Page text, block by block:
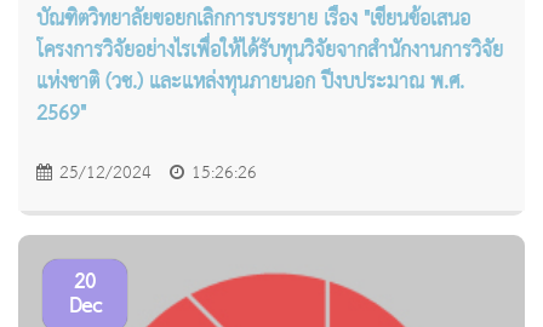
บัณฑิตวิทยาลัยขอยกเลิกการบรรยาย เรื่อง "เขียนข้อเสนอ
โครงการวิจัยอย่างไรเพื่อให้ได้รับทุนวิจัยจากสำนักงานการวิจัย
แห่งชาติ (วช.) และแหล่งทุนภายนอก ปีงบประมาณ พ.ศ.
2569"
25/12/2024 15:26:26
20
Dec